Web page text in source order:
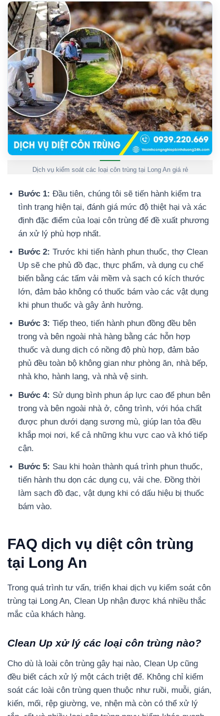
Dịch vụ kiểm soát các loại côn trùng tại Long An giá rẻ
Bước 1: Đầu tiên, chúng tôi sẽ tiến hành kiểm tra
tình trạng hiện tại, đánh giá mức độ thiệt hại và xác
định đặc điểm của loại côn trùng để đề xuất phương
án xử lý phù hợp nhất.
Bước 2: Trước khi tiến hành phun thuốc, thợ Clean
Up sẽ che phủ đồ đạc, thực phẩm, và dụng cụ chế
biến bằng các tấm vải mềm và sạch có kích thước
lớn, đảm bảo không có thuốc bám vào các vật dụng
khi phun thuốc và gây ảnh hưởng.
Bước 3: Tiếp theo, tiến hành phun đồng đều bên
trong và bên ngoài nhà hàng bằng các hỗn hợp
thuốc và dung dịch có nồng độ phù hợp, đảm bảo
phủ đều toàn bộ không gian như phòng ăn, nhà bếp,
nhà kho, hành lang, và nhà vệ sinh.
Bước 4: Sử dụng bình phun áp lực cao để phun bên
trong và bên ngoài nhà ở, công trình, với hóa chất
được phun dưới dạng sương mù, giúp lan tỏa đều
khắp mọi nơi, kể cả những khu vực cao và khó tiếp
cận.
Bước 5: Sau khi hoàn thành quá trình phun thuốc,
tiến hành thu dọn các dụng cụ, vải che. Đồng thời
làm sạch đồ đạc, vật dụng khi có dấu hiệu bị thuốc
bám vào.
FAQ dịch vụ diệt côn trùng
tại Long An
Trong quá trình tư vấn, triển khai dịch vụ kiểm soát côn
trùng tại Long An, Clean Up nhận được khá nhiều thắc
mắc của khách hàng.
Clean Up xử lý các loại côn trùng nào?
Cho dù là loài côn trùng gây hại nào, Clean Up cũng
đều biết cách xử lý một cách triệt để. Không chỉ kiểm
soát các loài côn trùng quen thuộc như ruồi, muỗi, gián,
kiến, mối, rệp giường, ve, nhện mà còn có thể xử lý